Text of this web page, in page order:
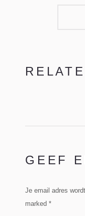
GEEF
Je email adres
marked *